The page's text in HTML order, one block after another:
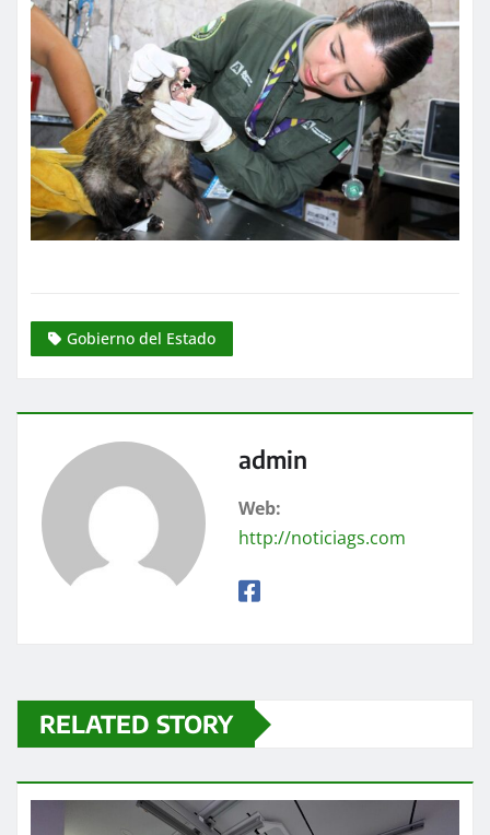
Gobierno del Estado
admin
Web:
http://noticiags.com
RELATED STORY